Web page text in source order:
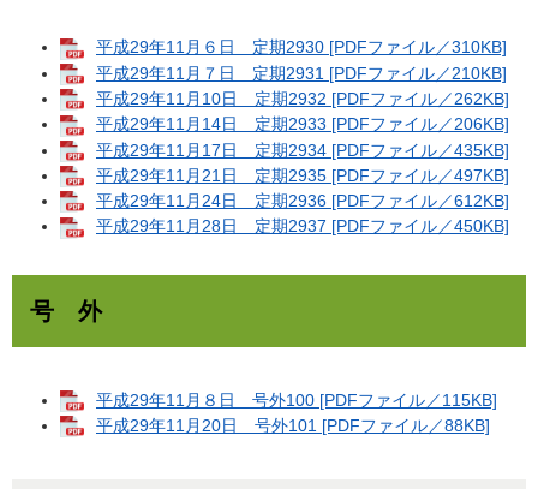
平成29年11月６日 定期2930 [PDFファイル／310KB]
平成29年11月７日 定期2931 [PDFファイル／210KB]
平成29年11月10日 定期2932 [PDFファイル／262KB]
平成29年11月14日 定期2933 [PDFファイル／206KB]
平成29年11月17日 定期2934 [PDFファイル／435KB]
平成29年11月21日 定期2935 [PDFファイル／497KB]
平成29年11月24日 定期2936 [PDFファイル／612KB]
平成29年11月28日 定期2937 [PDFファイル／450KB]
号 外
平成29年11月８日 号外100 [PDFファイル／115KB]
平成29年11月20日 号外101 [PDFファイル／88KB]